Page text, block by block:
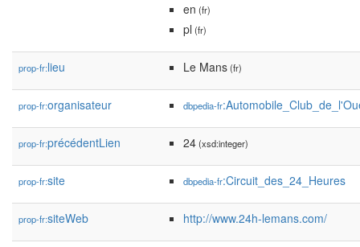
en (fr)
pl (fr)
prop-fr:lieu Le Mans(fr)
prop-fr:organisateur dbpedia-fr
prop-fr:précédentLien 24(xsd:integer)
prop-fr:site dbpedia-fr:Circuit_des_24_Heures
prop-fr:siteWeb http://www.24h-lemans.com/